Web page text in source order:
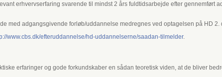
erhvervserfaring svarende til mindst 2 års fuldtidsarbejde efter gennemført
med adgangsgivende forløb/uddannelse medregnes ved optagelsen på HD 2.
www.cbs.dk/efteruddannelse/hd-uddannelserne/saadan-tilmelder.
erfaringer og gode forkundskaber en sådan teoretisk viden, at de bliver